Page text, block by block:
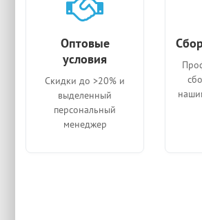
Оптовые
условия
Скидки до >20% и
выделенный
персональный
менеджер